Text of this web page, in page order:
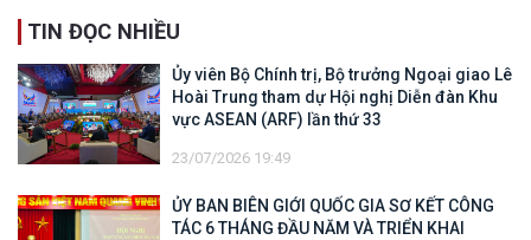
TIN ĐỌC NHIỀU
Ủy viên Bộ Chính trị, Bộ trưởng Ngoại giao Lê
Hoài Trung tham dự Hội nghị Diễn đàn Khu
vực ASEAN (ARF) lần thứ 33
23/07/2026 19:49
ỦY BAN BIÊN GIỚI QUỐC GIA SƠ KẾT CÔNG
TÁC 6 THÁNG ĐẦU NĂM VÀ TRIỂN KHAI